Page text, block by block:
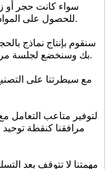
للحصول على المواد التي تطابق مواصفاتك بأفضل الأسعار.
بك وسنخضع لجلسة مراجعة قبل الموافقة على الإنتاج بالجملة.
مرافقنا كنقطة